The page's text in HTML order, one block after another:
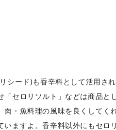
シード)も香辛料として活用さ
セロリソルト」などは商品と
・魚料理の風味を良くしてく
ますよ。香辛料以外にもセロ